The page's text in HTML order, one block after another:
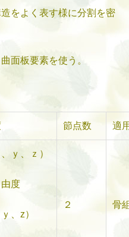
をよく表す様に分割を密
板要素を使う。
節点数 適
ｙ、ｚ）
度
、z）
２ 骨